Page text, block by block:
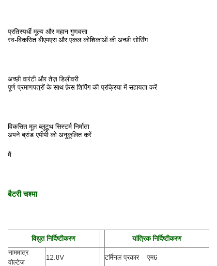
प्रतिस्पर्धी मूल्य और महान गुणवत्ता
स्व-विकसित बीएमएस और एकल कोशिकाओं की अच्छी सोर्सिंग
अच्छी वारंटी और तेज़ डिलीवरी
पूर्ण प्रमाणपत्रों के साथ फ़ेस शिपिंग की प्रक्रिया में सहायता करें
विकसित मूल ब्लूटूथ सिस्टर्म निर्माता
अपने ब्रांड एपीपी को अनुकूलित करें
मैं
बैटरी चश्मा
विद्युत निर्दिष्टीकरण
यांत्रिक निर्दिष्टीकरण
नाममात्र
वोल्टेज
12.8V टर्मिनल प्रकार एम6